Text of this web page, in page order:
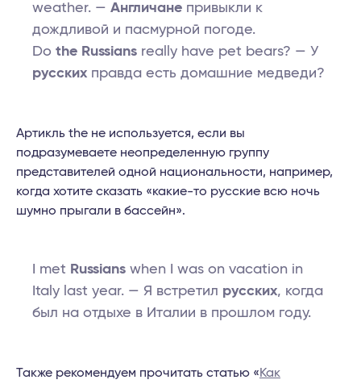
weather. — Англичане привыкли к
дождливой и пасмурной погоде.
Do the Russians really have pet bears? — У
русских правда есть домашние медведи?
Артикль the не используется, если вы
подразумеваете неопределенную группу
представителей одной национальности, например,
когда хотите сказать «какие-то русские всю ночь
шумно прыгали в бассейн».
I met Russians when I was on vacation in
Italy last year. — Я встретил русских, когда
был на отдыхе в Италии в прошлом году.
Также рекомендуем прочитать статью «Как